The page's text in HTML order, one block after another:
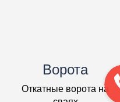
Ворота
Откатные ворота на